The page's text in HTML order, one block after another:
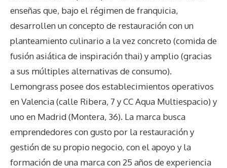
enseñas que, bajo el régimen de franquicia,
desarrollen un concepto de restauración con un
planteamiento culinario a la vez concreto (comida de
fusión asiática de inspiración thai) y amplio (gracias
a sus múltiples alternativas de consumo).
Lemongrass posee dos establecimientos operativos
en Valencia (calle Ribera, 7 y CC Aqua Multiespacio) y
uno en Madrid (Montera, 36). La marca busca
emprendedores con gusto por la restauración y
gestión de su propio negocio, con el apoyo y la
formación de una marca con 25 años de experiencia